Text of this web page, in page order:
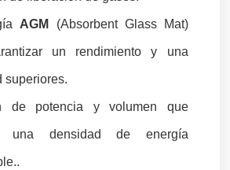
AGM (Absorbent Glass Mat)
un rendimiento y una
superiores.
de potencia y volumen que
una densidad de energía
.